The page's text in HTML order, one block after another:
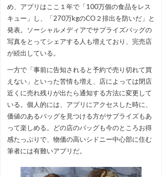
め、アプリはここ１年で「100万個の食品をレス
キュー」し、「270万kgのCO２排出を防いだ」と
発表。ソーシャルメディアでサプライズバッグの
写真をとってシェアする人も増えており、完売店
が続出している。
一方で「事前に告知されると予約で売り切れて買
えない」といった苦情も増え、店によっては閉店
近くに売れ残りが出たら通知する方法に変更して
いる。個人的には、アプリにアクセスした時に、
価値のあるバッグを見つける方がサプライズもあ
って楽しめる。どの店のバッグも今のところお得
感たっぷりで、物価の高いシドニー中心部に住む
筆者には有難いアプリだ。